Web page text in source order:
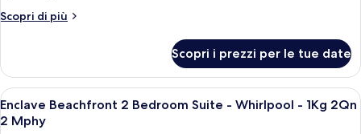
King
Scopri di più
Altri
Suite
King
Bed
Scopri i prezzi per le tue date
Apri
tutte
Una camera d'albergo compatta
13
Enclave Beachfront 2 Bedroom Suite - Whirlpool - 1Kg 2Qn
2 Mphy